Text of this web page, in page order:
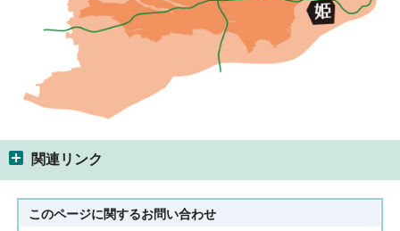
関連リンク
このページに関するお問い合わせ